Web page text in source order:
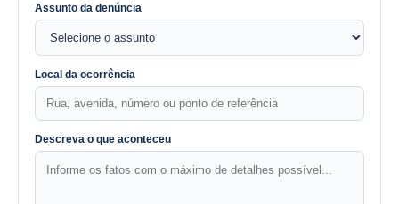
Assunto da denúncia
Local da ocorrência
Descreva o que aconteceu